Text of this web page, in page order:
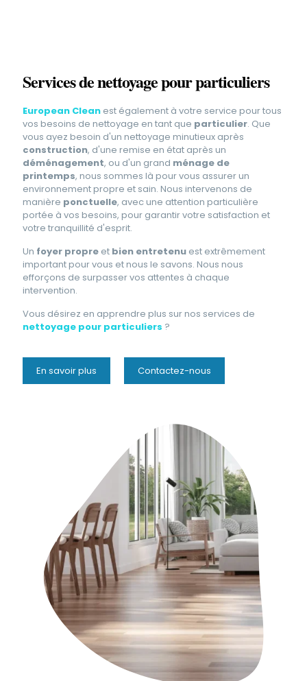
Services de nettoyage pour particuliers
European Clean est également à votre service pour tous
vos besoins de nettoyage en tant que particulier. Que
vous ayez besoin d'un nettoyage minutieux après
construction, d'une remise en état après un
déménagement, ou d'un grand ménage de
printemps, nous sommes là pour vous assurer un
environnement propre et sain. Nous intervenons de
manière ponctuelle, avec une attention particulière
portée à vos besoins, pour garantir votre satisfaction et
votre tranquillité d'esprit.
Un foyer propre et bien entretenu est extrêmement
important pour vous et nous le savons. Nous nous
efforçons de surpasser vos attentes à chaque
intervention.
Vous désirez en apprendre plus sur nos services de
nettoyage pour particuliers ?
En savoir plus Contactez-nous